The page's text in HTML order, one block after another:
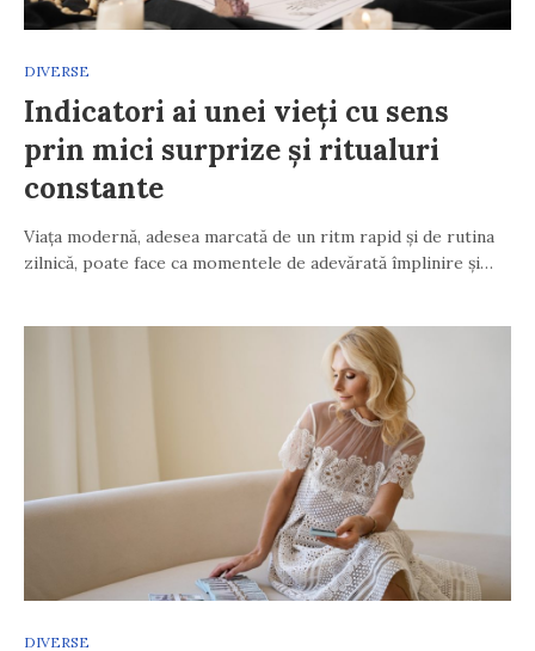
DIVERSE
Indicatori ai unei vieți cu sens
prin mici surprize și ritualuri
constante
Viața modernă, adesea marcată de un ritm rapid și de rutina
zilnică, poate face ca momentele de adevărată împlinire și…
DIVERSE